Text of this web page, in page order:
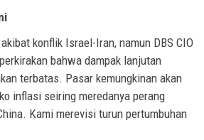
konflik Israel-Iran, namun DBS CIO
bahwa dampak lanjutan
terbatas. Pasar kemungkinan akan
inflasi seiring meredanya perang
Kami merevisi turun pertumbuhan